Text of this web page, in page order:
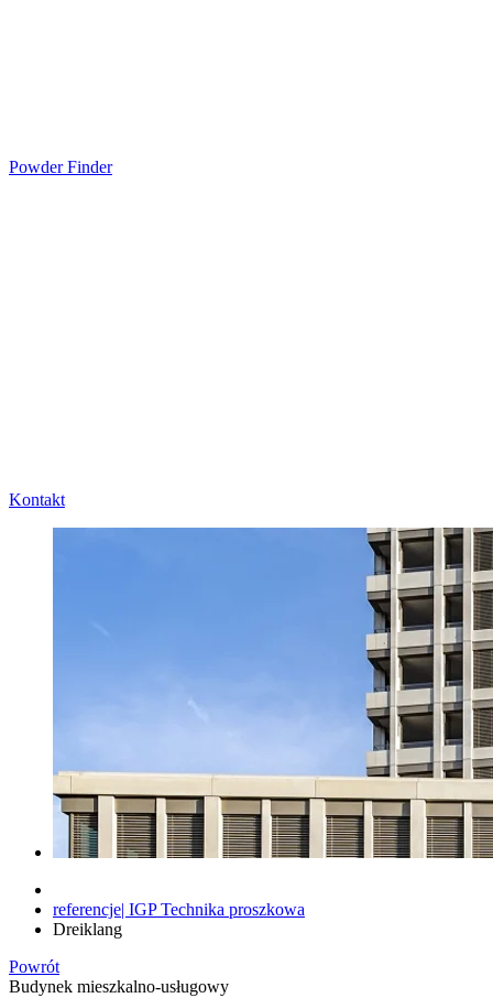
Powder Finder
Kontakt
referencje| IGP Technika proszkowa
Dreiklang
Powrót
Budynek mieszkalno-usługowy